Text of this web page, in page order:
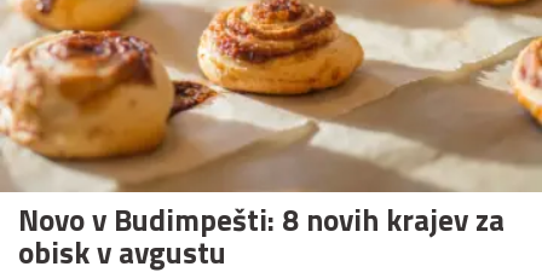
Novo v Budimpešti: 8 novih krajev za
obisk v avgustu